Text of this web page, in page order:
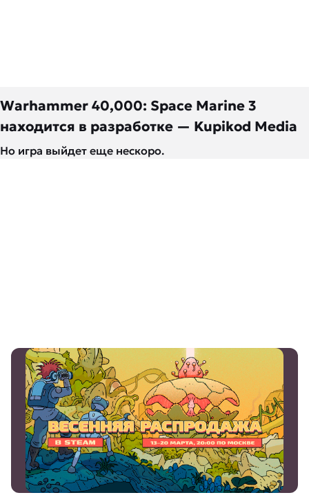
Warhammer 40,000: Space Marine 3
находится в разработке — Kupikod Media
Но игра выйдет еще нескоро.